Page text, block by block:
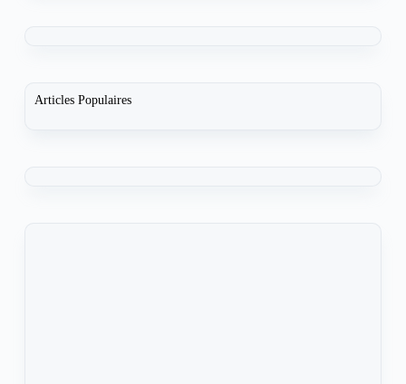
Articles Populaires